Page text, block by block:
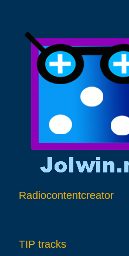
Radiocontentcreator
TIP tracks